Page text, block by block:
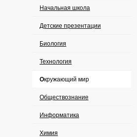
Начальная школа
Детские презентации
Биология
Технология
Окружающий мир
Обществознание
Информатика
Химия